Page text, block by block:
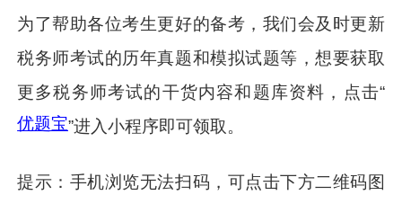
为了帮助各位考生更好的备考，我们会及时更新
税务师考试的历年真题和模拟试题等，想要获取
更多税务师考试的干货内容和题库资料，点击“
优题宝”进入小程序即可领取。
提示：手机浏览无法扫码，可点击下方二维码图